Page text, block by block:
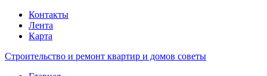
Контакты
Лента
Карта
Строительство и ремонт квартир и домов советы